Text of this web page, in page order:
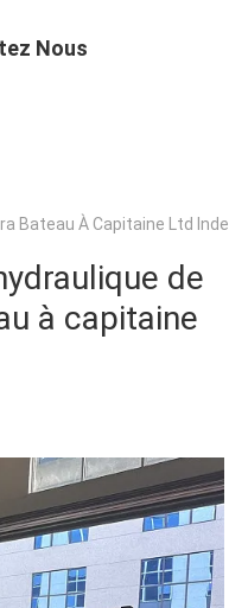
Nous
Bateau À Capitaine Ltd Inde
de
à capitaine